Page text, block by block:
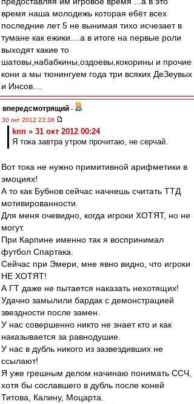
время наша молодежь которая е6ёт всех
последние лет 5 не вынимая тихо исчезает в
тумане как ежики....а в итоге на первые роли
выходят какие то
шатовы,набабкины,оздоевы,кокорины и прочие
кони а мы тюнингуем года три всяких ДеЗеувых
и Инсов....
впередсмотрящий -
30 окт 2012 23:38
knn » 31 окт 2012 00:24
Я тока завтра утром прочитаю, не серчай.
Вот тока не нужно примитивной арифметики в
эмоциях!
А то как Бубнов сейчас начнешь считать ТТД
мотивированности.
Для меня очевидно, когда игроки ХОТЯТ, но не
могут.
При Карпине именно так я воспринимал
футбол Спартака.
Сейчас при Эмери, мне явно видно, что игроки
НЕ ХОТЯТ!
А ГТ даже не пытается наказать нехотящих!
Удачно замылили бардак с демонстрацией
звездности после замен.
У нас совершенно никто не знает кто и как
наказывается за равнодушие.
У нас в дубль никого из зазвездивших не
ссылают!
Я уже грешным делом начинаю понимать ССЧ,
хотя бы сославшего в дубль после коней
Титова, Калину, Моцарта.